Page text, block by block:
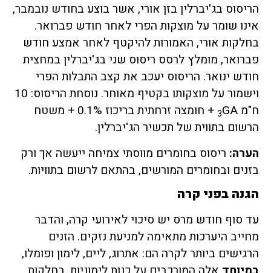
הריסוס בג'יברלין בזן אורי, אשר בוצע בחודש נובמבר,
אינו שומר על מוצקות הפרי לאחר חודש פברואר.
בחלקות אורי, האמורות להיקטף לאחר אמצע חודש
פברואר, מומלץ לרסס ריסוס שני בג'יברלין במחצית
חודש ינואר. הריסוס יעכב את קצב התבלות הפרי
וישמור על מוצקותו בקטיף מאוחר. נוסחת הריסוס: 10
ח"מ
3
GA + חומצה זרחתית בריכוז 0.1% + משטח
הרשום בתווית של תכשיר הג'יברלין.
הערה: ריסוס בחומרים מווסתי צמיחה ייעשה אך ורק
בזנים ובחומרים המורשים, בהתאם לרשום בתוויות.
הגנה בפני קרה
עד סוף חודש מרס יש סיכוי לאירועי קרה, והדבר
מחייב היערכות מתאימה למניעת נזקים. הזנים
הרגישים ביותר לקרה הם: אתרוג, ליים, לימון ופומלו,